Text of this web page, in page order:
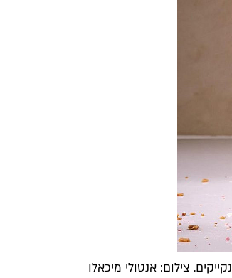
צילום: אנטולי מיכאלו